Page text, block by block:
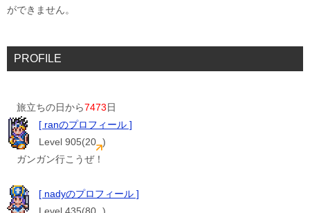
ができません。
PROFILE
旅立ちの日から7473日
[ ranのプロフィール ]
Level 905(20 )
ガンガン行こうぜ！
[ nadyのプロフィール ]